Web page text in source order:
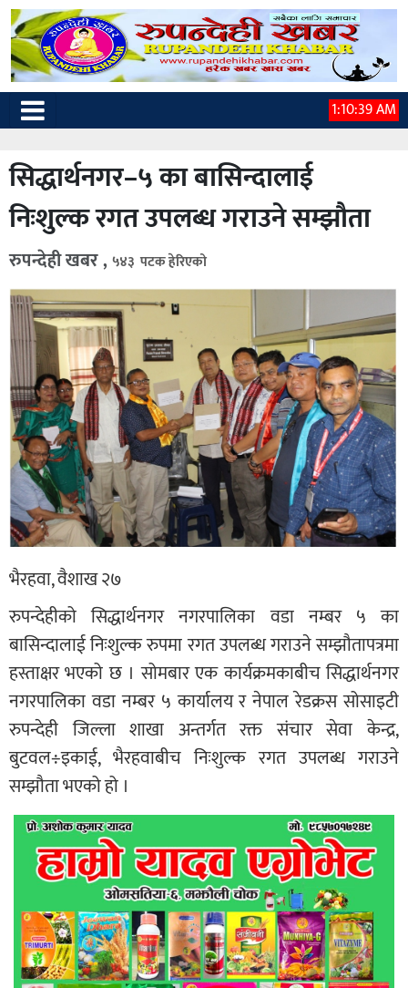
1:10:40 AM
सिद्धार्थनगर–५ का बासिन्दालाई
निःशुल्क रगत उपलब्ध गराउने सम्झौता
रुपन्देही खबर , ५४३ पटक हेरिएको
भैरहवा, वैशाख २७
रुपन्देहीको सिद्धार्थनगर नगरपालिका वडा नम्बर ५ का
बासिन्दालाई निःशुल्क रुपमा रगत उपलब्ध गराउने सम्झौतापत्रमा
हस्ताक्षर भएको छ । सोमबार एक कार्यक्रमकाबीच सिद्धार्थनगर
नगरपालिका वडा नम्बर ५ कार्यालय र नेपाल रेडक्रस सोसाइटी
रुपन्देही जिल्ला शाखा अन्तर्गत रक्त संचार सेवा केन्द्र,
बुटवल÷इकाई, भैरहवाबीच निःशुल्क रगत उपलब्ध गराउने
सम्झौता भएको हो ।